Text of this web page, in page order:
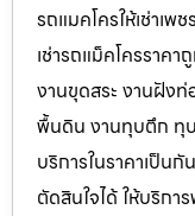
รถแมคโครให้เช่าเพ
เช่ารถแม็คโครราค
งานขุดสระ งานฝัง
พื้นดิน งานทุบตึก ทุบ
บริการในราคาเป็น
ตัดสินใจได้ ให้บริก